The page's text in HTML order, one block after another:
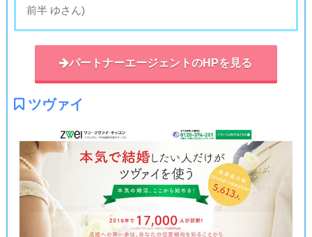
前半 ゆさん)
パートナーエージェントのHPを見る
ツヴァイ